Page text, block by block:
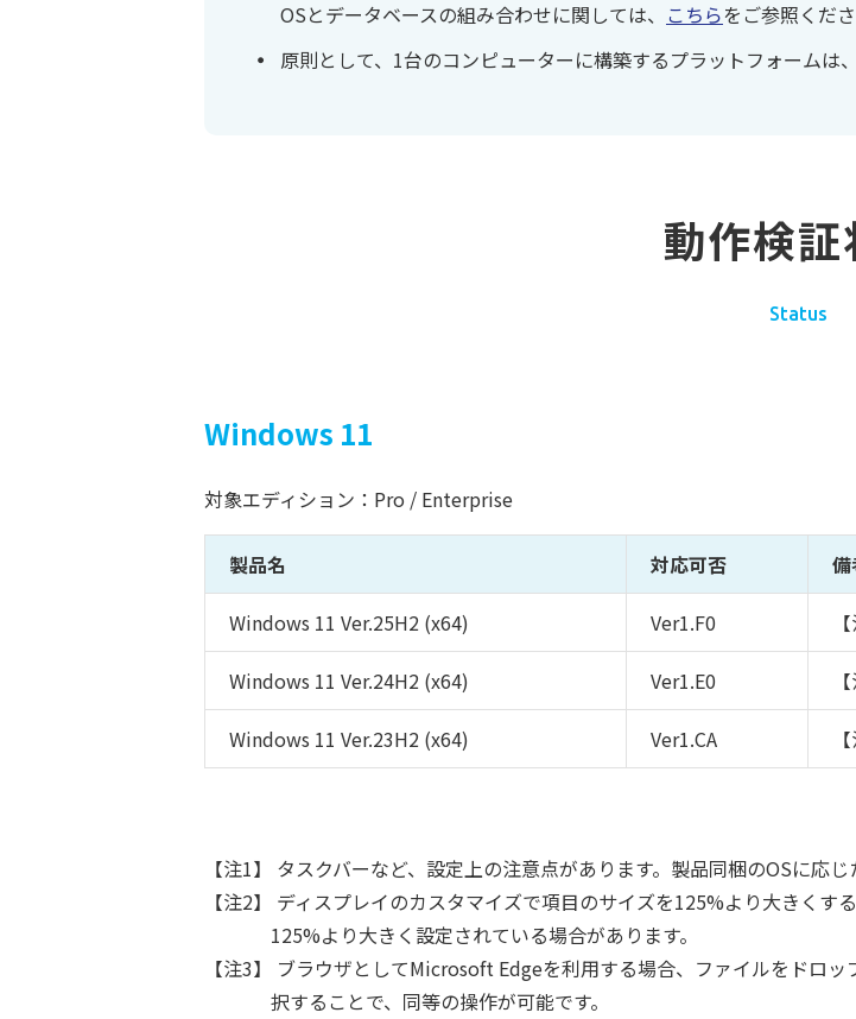
OSとデータベースの組み合わせに関しては、 こちらをご参照くださ
原則として、1台のコンピューターに構築するプラットフォームは
動作検証
Status
Windows 11
対象エディション：Pro / Enterprise
製品名 対応可否 備
Windows 11 Ver.25H2 (x64) Ver1.F0
Windows 11 Ver.24H2 (x64) Ver1.E0
Windows 11 Ver.23H2 (x64) Ver1.CA
【注1】 タスクバーなど、設定上の注意点があります。製品同梱のOSに応
【注2】 ディスプレイのカスタマイズで項目のサイズを125%より大きく
125%より大きく設定されている場合があります。
【注3】 ブラウザとしてMicrosoft Edgeを利用する場合、ファイルをドロ
択することで、同等の操作が可能です。